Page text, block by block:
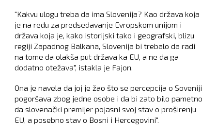
"Kakvu ulogu treba da ima Slovenija? Kao država koja
je na redu za predsedavanje Evropskom unijom i
država koja je, kako istorijski tako i geografski, blizu
regiji Zapadnog Balkana, Slovenija bi trebalo da radi
na tome da olakša put država ka EU, a ne da ga
dodatno otežava", istakla je Fajon.
Ona je navela da joj je žao što se percepcija o Soveniji
pogoršava zbog jedne osobe i da bi zato bilo pametno
da slovenački premijer pojasni svoj stav o proširenju
EU, a posebno stav o Bosni i Hercegovini".